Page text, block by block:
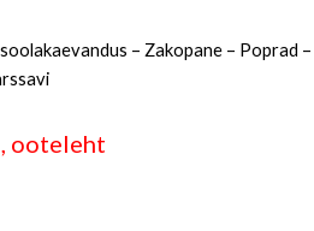
– Zakopane – Poprad –
ooteleht